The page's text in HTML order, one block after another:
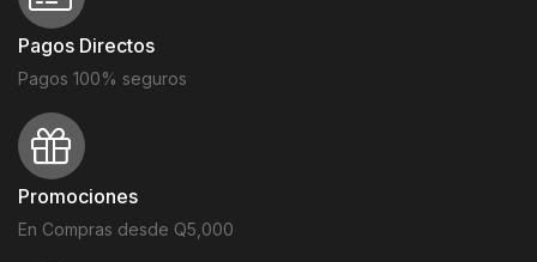
Pagos Directos
Pagos 100% seguros
Promociones
En Compras desde Q5,000